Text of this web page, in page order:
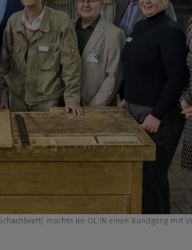
machte im OL:IN einen Rundgang mit